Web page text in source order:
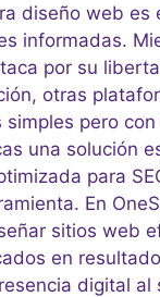
diseño web es
informadas.
por su
otras
simples pero con
una solución
para
En
sitios web
en
digital al